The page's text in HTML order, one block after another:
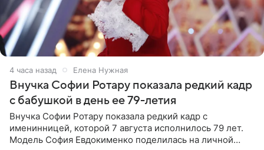
4 часа назад Елена Нужная
Внучка Софии Ротару показала редкий кадр
с бабушкой в день ее 79-летия
Внучка Софии Ротару показала редкий кадр с
именинницей, которой 7 августа исполнилось 79 лет.
Модель София Евдокименко поделилась на личной